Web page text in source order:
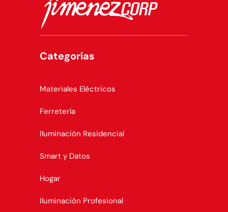
Categorías
Materiales Eléctricos
Ferretería
Iluminación Residencial
Smart y Datos
Hogar
Iluminación Profesional